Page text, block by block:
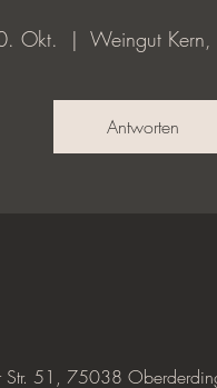
Okt.
  |
Weingut
Antworten
Str. 51, 75038